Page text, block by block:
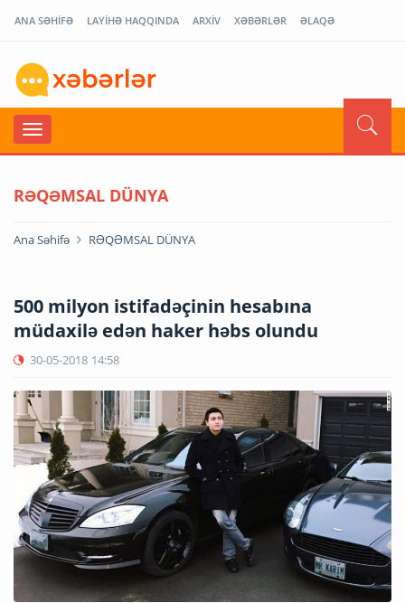
ANA SƏHİFƏ LAYİHƏ HAQQINDA ARXİV XƏBƏRLƏR ƏLAQƏ
RƏQƏMSAL DÜNYA
Ana Səhifə RƏQƏMSAL DÜNYA
500 milyon istifadəçinin hesabına
müdaxilə edən haker həbs olundu
30-05-2018 14:58